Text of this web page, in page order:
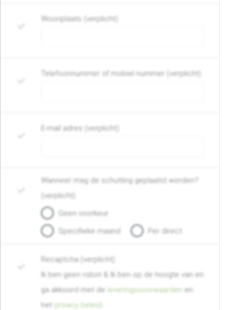
Woonplaats (verplicht)
Telefoonnummer of mobiel nummer (verplicht)
E-mail adres (verplicht)
Wanneer mag de schutting geplaatst worden?
(verplicht)
Geen voorkeur
Specifieke maand
Per direct
Recaptcha (verplicht)
Ik ben geen robot & Ik ben op de hoogte van en
ga akkoord met de leveringsvoorwaarden en
het privacy beleid